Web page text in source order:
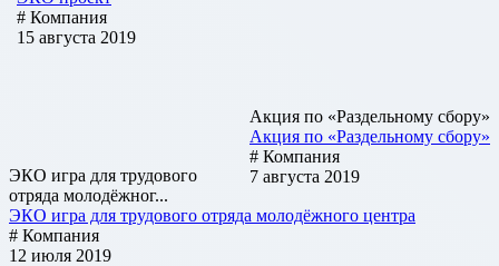
# Компания
15 августа 2019
Акция по «Раздельному сбору»
Акция по «Раздельному сбору»
# Компания
7 августа 2019
ЭКО игра для трудового
отряда молодёжног...
ЭКО игра для трудового отряда молодёжного центра
# Компания
12 июля 2019